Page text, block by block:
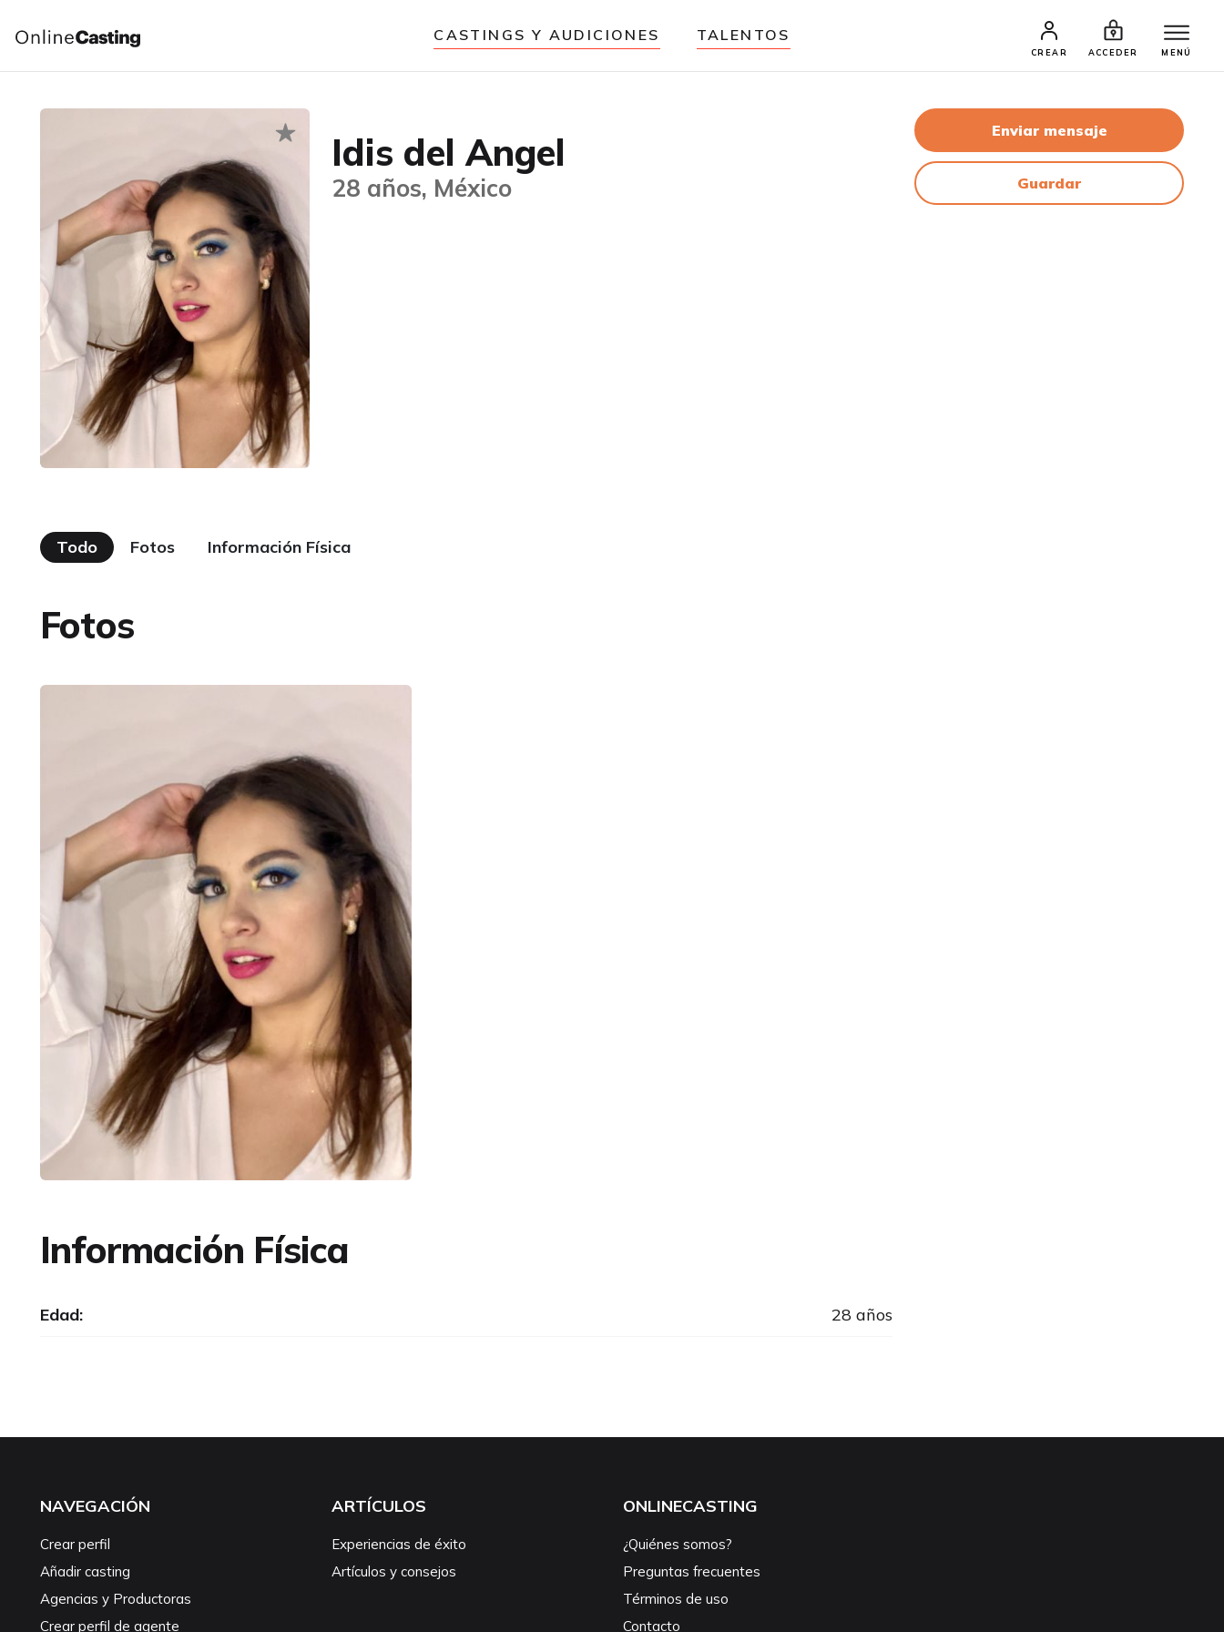
CASTINGS Y AUDICIONES TALENTOS
CREAR ACCEDER MENÚ
Idis del Angel
28 años, México
Enviar mensaje
Guardar
Todo Fotos Información Física
Fotos
Información Física
Edad: 28 años
NAVEGACIÓN
Crear perfil
Añadir casting
Agencias y Productoras
Crear perfil de agente
ARTÍCULOS
Experiencias de éxito
Artículos y consejos
ONLINECASTING
¿Quiénes somos?
Preguntas frecuentes
Términos de uso
Contacto